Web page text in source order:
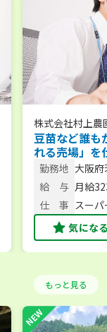
株式会社村上農
豆苗など誰も
れる売場」を
販店営業【
給32万円以
勤務地 大阪
木ビ
給 与 月給
仕 事 スー
業／
気にな
もっと見る